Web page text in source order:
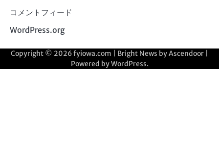
コメントフィード
WordPress.org
Copyright © 2026fyiowa.com | Bright News byAscendoor
Powered byWordPress.